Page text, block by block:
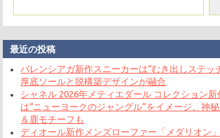
最近の投稿
バレンシアガ新作スニーカーは“むき出しステッ
厚底ソールと脱構築デザインが融合
シャネル 2026年メティエダール コレクション新
は“ニューヨークのジャングル”をイメージ、神
＆鹿モチーフも
ディオール新作メンズローファー「メダリオン